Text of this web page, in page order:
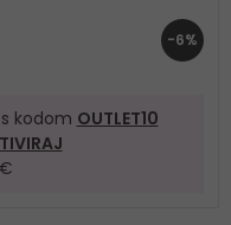
-6%
s kodom OUTLET10